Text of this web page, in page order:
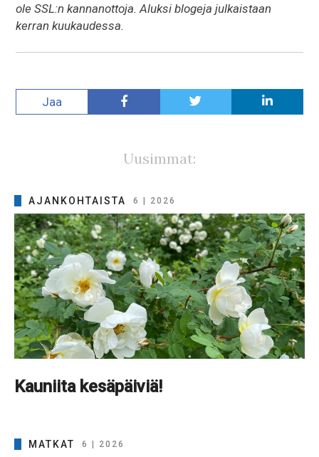
ole SSL:n kannanottoja. Aluksi blogeja julkaistaan
kerran kuukaudessa.
Jaa
Uusimmat:
AJANKOHTAISTA 6 | 2026
Kauniita kesäpäiviä!
MATKAT 6 | 2026